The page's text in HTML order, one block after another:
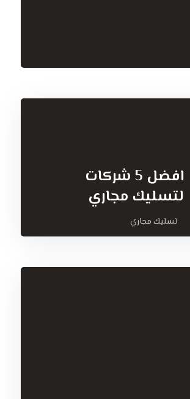
افضل 5 شركات
لتسليك مجاري
تسليك مجاري